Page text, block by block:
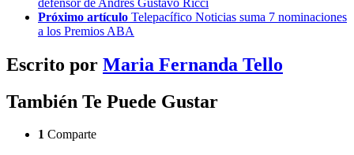
Próximo artículo Telepacífico Noticias suma 7 nominaciones
a los Premios ABA
Escrito por Maria Fernanda Tello
También Te Puede Gustar
1 Comparte